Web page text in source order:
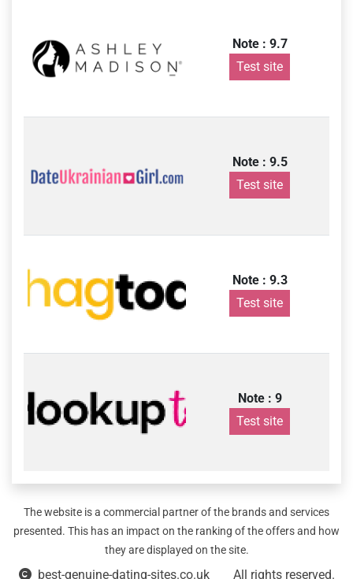
Note : 9.7
Test site
Note : 9.5
Test site
Note : 9.3
Test site
Note : 9
Test site
The website is a commercial partner of the brands and services
presented. This has an impact on the ranking of the offers and how
they are displayed on the site.
best-genuine-dating-sites.co.uk All rights reserved.